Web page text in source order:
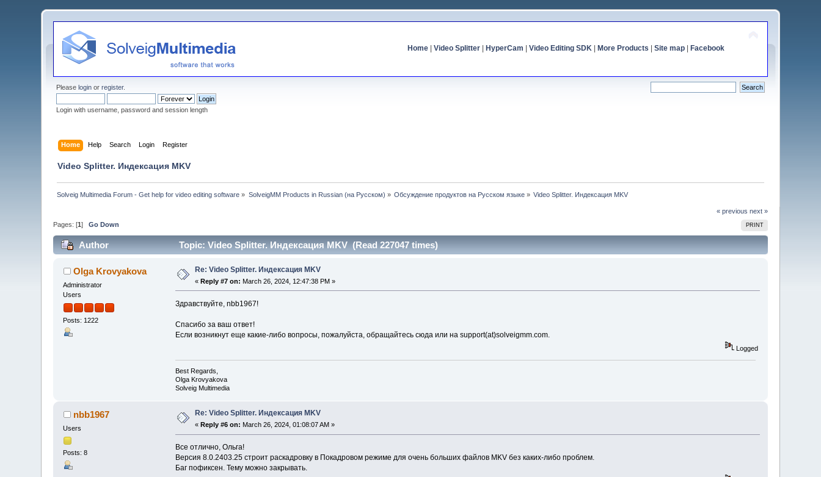
Home| Video Splitter| HyperCam Video Editing SDK| More Products Site map| Facebook
Pleaselogin orregister.
Login with username, password and session length
Home Help Search Login Register
Video Splitter. Индексация MKV
Solveig Multimedia Forum - Get help for video editing software » SolveigMM Products in Russian (на Русском) » Обсуждение продуктов на Русском языке » Video Splitter. Индексация MKV
« previous next »
PRINT
Pages: [1]Go Down
Author Topic: Video Splitter. Индексация MKV (Read 227047 times)
Olga Krovyakova
Administrator
Users
Posts: 1222
Re: Video Splitter. Индексация MKV
«Reply #7 on: March 26, 2024, 12:47:38 PM »
Здравствуйте, nbb1967!
Спасибо за ваш ответ!
Если возникнут еще какие-либо вопросы, пожалуйста, обращайтесь сюда или на support(at)solveigmm.com.
Logged
Best Regards,
Olga Krovyakova
Solveig Multimedia
nbb1967
Users
Posts: 8
Re: Video Splitter. Индексация MKV
« Reply #6 on: March 26, 2024, 01:08:07 AM »
Все отлично, Ольга!
Версия 8.0.2403.25 строит раскадровку в Покадровом режиме для очень больших файлов MKV без каких-либо проблем.
Баг пофиксен. Тему можно закрывать.